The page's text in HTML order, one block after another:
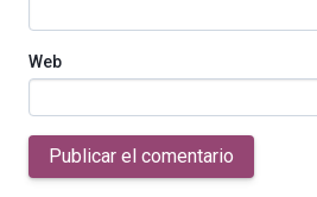
Web
Publicar el comentario